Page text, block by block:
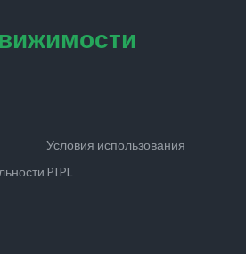
Условия использования
PIPL